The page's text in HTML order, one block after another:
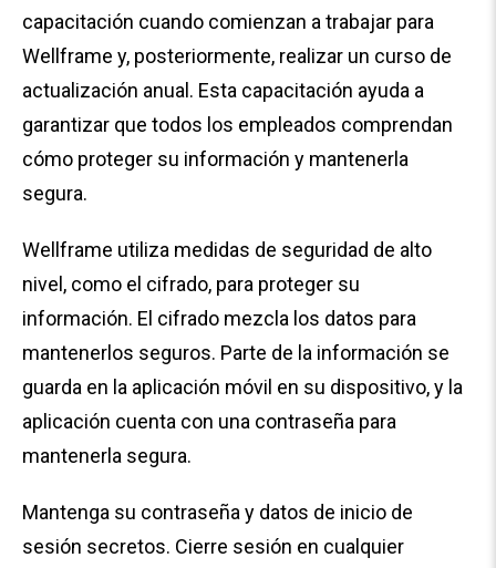
capacitación cuando comienzan a trabajar para
Wellframe y, posteriormente, realizar un curso de
actualización anual. Esta capacitación ayuda a
garantizar que todos los empleados comprendan
cómo proteger su información y mantenerla
segura.
Wellframe utiliza medidas de seguridad de alto
nivel, como el cifrado, para proteger su
información. El cifrado mezcla los datos para
mantenerlos seguros. Parte de la información se
guarda en la aplicación móvil en su dispositivo, y la
aplicación cuenta con una contraseña para
mantenerla segura.
Mantenga su contraseña y datos de inicio de
sesión secretos. Cierre sesión en cualquier